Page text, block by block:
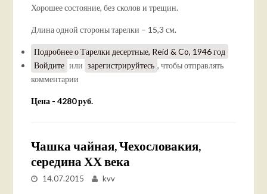
Хорошее состояние, без сколов и трещин.
Длина одной стороны тарелки – 15,3 см.
Подробнеео Тарелки десертные, Reid & Co, 1946 год
Войдите или зарегистрируйтесь , чтобы отправлять
комментарии
Цена - 4280 руб.
Чашка чайная, Чехословакия,
середина ХХ века
14.07.2015 kvv